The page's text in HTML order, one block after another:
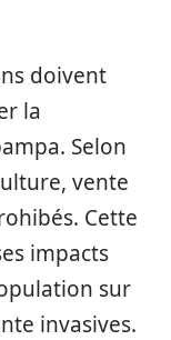
doivent
la
Selon
vente
Cette
impacts
sur
invasives.